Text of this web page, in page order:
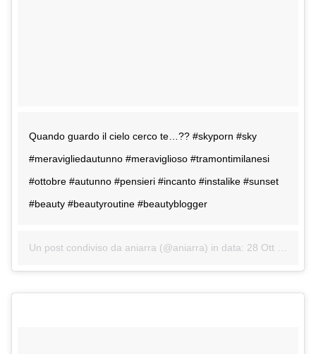
Quando guardo il cielo cerco te…?? #skyporn #sky
#meravigliedautunno #meraviglioso #tramontimilanesi
#ottobre #autunno #pensieri #incanto #instalike #sunset
#beauty #beautyroutine #beautyblogger
Un post condiviso da aniarra (@aniarra) in data: 28 Ott 2017 alle ore 09:36 PDT